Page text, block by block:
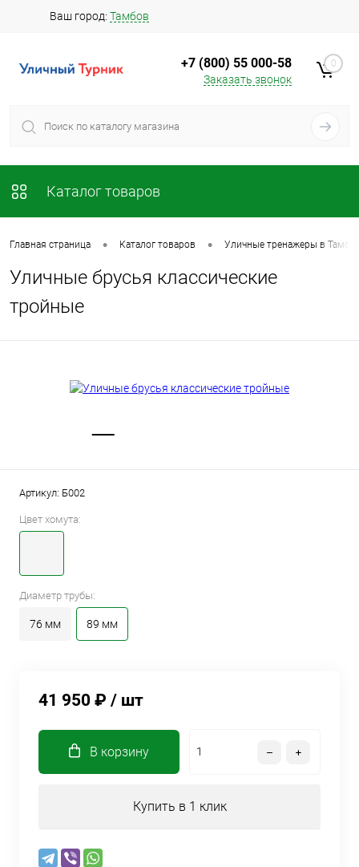
Ваш город: Тамбов
+7 (800) 55 000-58
Заказать звонок
0
Каталог товаров
Главная страница • Каталог товаров • Уличные тренажеры в
Уличные брусья классические
тройные
Артикул: Б002
Цвет хомута:
Диаметр трубы:
76 мм 89 мм
41 950 ₽ / шт
В корзину
Купить в 1 клик